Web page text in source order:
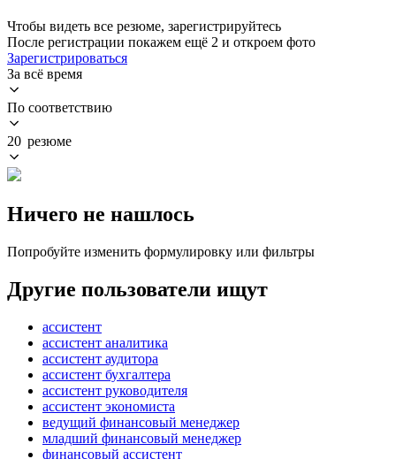
Чтобы видеть все резюме, зарегистрируйтесь
После регистрации покажем ещё 2 и откроем фото
Зарегистрироваться
За всё время
По соответствию
20 резюме
Ничего не нашлось
Попробуйте изменить формулировку или фильтры
Другие пользователи ищут
ассистент
ассистент аналитика
ассистент аудитора
ассистент бухгалтера
ассистент руководителя
ассистент экономиста
ведущий финансовый менеджер
младший финансовый менеджер
финансовый ассистент